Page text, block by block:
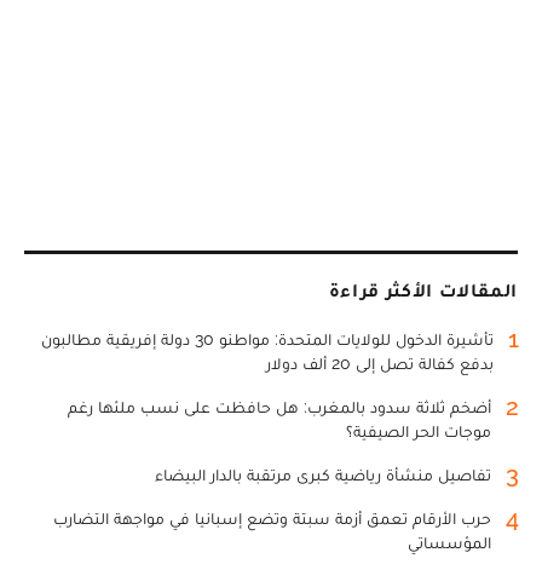
المقالات الأكثر قراءة
1
تأشيرة الدخول للولايات المتحدة: مواطنو 30 دولة إفريقية مطالبون
بدفع كفالة تصل إلى 20 ألف دولار
2
أضخم ثلاثة سدود بالمغرب: هل حافظت على نسب ملئها رغم
موجات الحر الصيفية؟
3 تفاصيل منشأة رياضية كبرى مرتقبة بالدار البيضاء
4
حرب الأرقام تعمق أزمة سبتة وتضع إسبانيا في مواجهة التضارب
المؤسساتي